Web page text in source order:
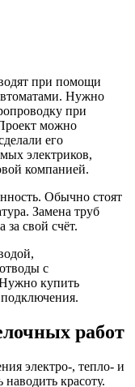
при помощи
Нужно
при
можно
его
электриков,
компанией.
Обычно стоят
Замена труб
свой счёт.
с
купить
работ
электро-, тепло- и
красоту.